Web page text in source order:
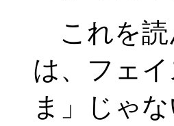
これを読
は、フェ
ま」じゃ